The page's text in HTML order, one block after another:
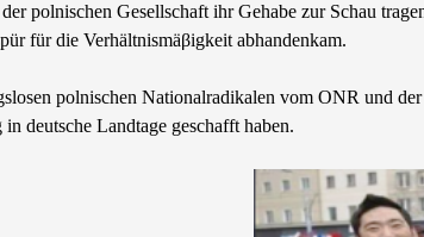
polnischen Gesellschaft ihr Gehabe zur Schau
für die Verhältnismäβigkeit abhandenkam.
polnischen Nationalradikalen vom ONR und
deutsche Landtage geschafft haben.